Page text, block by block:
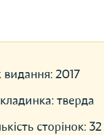
видання: 2017
тверда
сторінок:32